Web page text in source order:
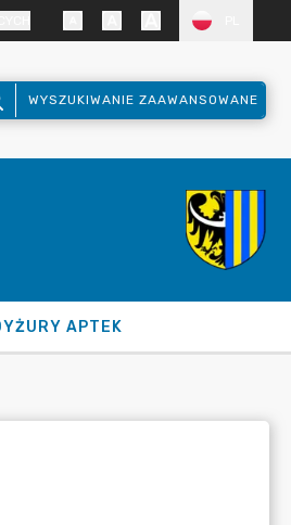
WYSZUKIWANIE ZAAWANSOWANE
APTEK